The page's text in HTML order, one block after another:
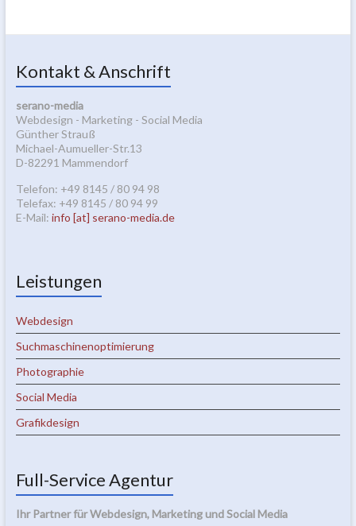
Kontakt & Anschrift
serano-media
Webdesign - Marketing - Social Media
Günther Strauß
Michael-Aumueller-Str.13
D-82291 Mammendorf
Telefon: +49 8145 / 80 94 98
Telefax: +49 8145 / 80 94 99
E-Mail: info [at] serano-media.de
Leistungen
Webdesign
Suchmaschinenoptimierung
Photographie
Social Media
Grafikdesign
Full-Service Agentur
Ihr Partner für Webdesign, Marketing und Social Media